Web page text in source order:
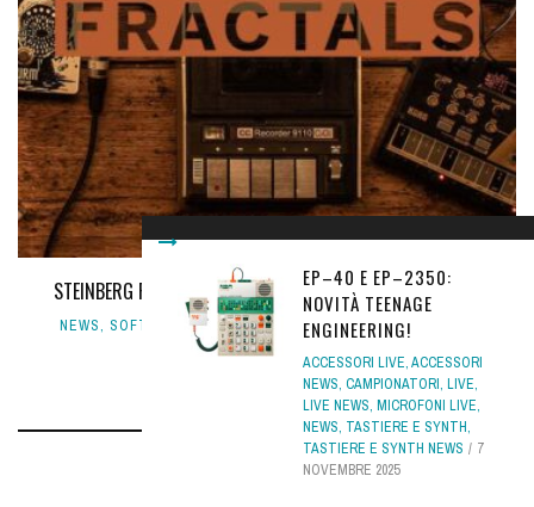
STEINBERG FRACTALS, NUOVA ESPANSIONE PER PADSHOP 2
NEWS, SOFTWARE NEWS,SYNTH SOFTWARE,TASTIERE E
SYNTH
19 FEBBRAIO 2021
EP–40 E EP–2350:
NOVITÀ TEENAGE
ENGINEERING!
ACCESSORI LIVE,ACCESSORI
NEWS, CAMPIONATORI, LIVE,
LIVE NEWS, MICROFONI LIVE,
NEWS, TASTIERE E SYNTH,
TASTIERE E SYNTH NEWS
7
NOVEMBRE 2025